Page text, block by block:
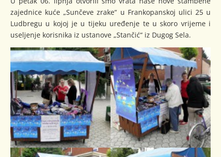
zajednice kuće „Sunčeve zrake“ u Frankopanskoj ulici 25 u
Ludbregu u kojoj je u tijeku uređenje te u skoro vrijeme i
useljenje korisnika iz ustanove „Stančić“ iz Dugog Sela.